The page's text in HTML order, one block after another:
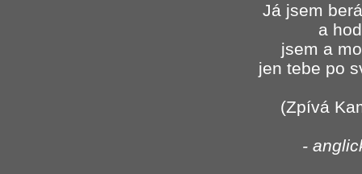
Já jsem
a
jsem a
jen tebe po
(Zpívá
-